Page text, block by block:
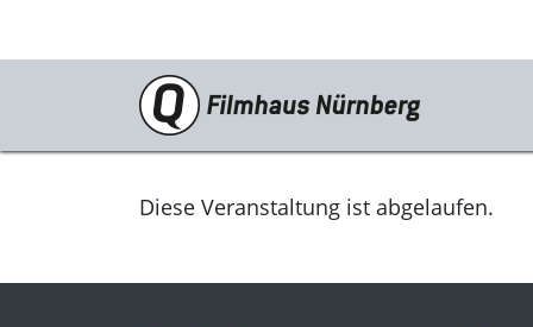
Programm
Neustarts
Diese Veranstaltung ist abgelaufen.